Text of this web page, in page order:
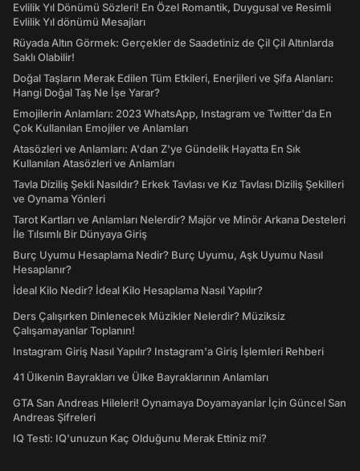
Evlilik Yıl Dönümü Sözleri! En Özel Romantik, Duygusal ve Resimli
Evlilik Yıl dönümü Mesajları
Rüyada Altın Görmek: Gerçekler de Saadetiniz de Çil Çil Altınlarda
Saklı Olabilir!
Doğal Taşların Merak Edilen Tüm Etkileri, Enerjileri ve Şifa Alanları:
Hangi Doğal Taş Ne İşe Yarar?
Emojilerin Anlamları: 2023 WhatsApp, Instagram ve Twitter'da En
Çok Kullanılan Emojiler ve Anlamları
Atasözleri ve Anlamları: A'dan Z'ye Gündelik Hayatta En Sık
Kullanılan Atasözleri ve Anlamları
Tavla Diziliş Şekli Nasıldır? Erkek Tavlası ve Kız Tavlası Diziliş Şekilleri
ve Oynama Yönleri
Tarot Kartları ve Anlamları Nelerdir? Majör ve Minör Arkana Desteleri
İle Tılsımlı Bir Dünyaya Giriş
Burç Uyumu Hesaplama Nedir? Burç Uyumu, Aşk Uyumu Nasıl
Hesaplanır?
İdeal Kilo Nedir? İdeal Kilo Hesaplama Nasıl Yapılır?
Ders Çalışırken Dinlenecek Müzikler Nelerdir? Müziksiz
Çalışamayanlar Toplanın!
Instagram Giriş Nasıl Yapılır? Instagram'a Giriş İşlemleri Rehberi
41 Ülkenin Bayrakları ve Ülke Bayraklarının Anlamları
GTA San Andreas Hileleri! Oynamaya Doyamayanlar İçin Güncel San
Andreas Şifreleri
IQ Testi: IQ'unuzun Kaç Olduğunu Merak Ettiniz mi?